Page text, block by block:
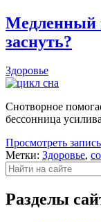
Медленный
заснуть?
Здоровье
Снотворное
бессонница
Просмотреть запись
Метки: Здоровье,
Поиск
Разделы